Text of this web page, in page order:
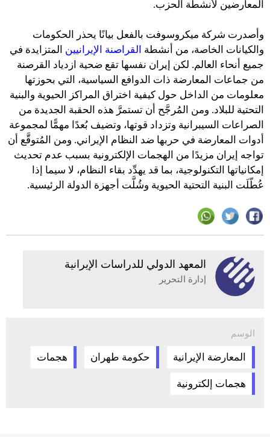
المعارضين لأنشطة الحزب.
وأصدرت شركة ميكروسوفت بالفعل بيانًا يحذر الحكومات
والكيانات الخاصة، من أنشطة القراصنة الإيرانيين المتزايدة في
جميع أنحاء العالم. لكن إيران نفسها تقع ضحية ازدياد القرصنة
من جماعات المعارضة ذات الدوافع السياسية، التي بحوزتها
معلومات من الداخل حول كيفية اختراق المراكز الحيوية والبنية
التحتية للبلاد. ومن المُرجَّح أن تستمرَّ هذه الحقبة الجديدة من
الصراعات السيبرانية وتزداد قوتها، وتضيف بُعدًا مهمًّا لمجموعة
أدوات المعارضة في حربها ضد النظام الإيراني. ومن المُتوقَّع أن
تواجه إيران مزيدًا من الهجمات الإلكترونية بسبب عدم تحديث
إمكانياتها التكنولوجية، بما قد يهدِّد بقاء النظام، لا سيما إذا
عُطّلَت البنية التحتية الحيوية وشُلَّت أجهزة الدولة الرئيسية.
المعهد الدولي للدراسات الإيرانية
إدارة التحرير
الوسم
المعارضة الإيرانية حكومة طهران هجمات
هجمات إلكترونية